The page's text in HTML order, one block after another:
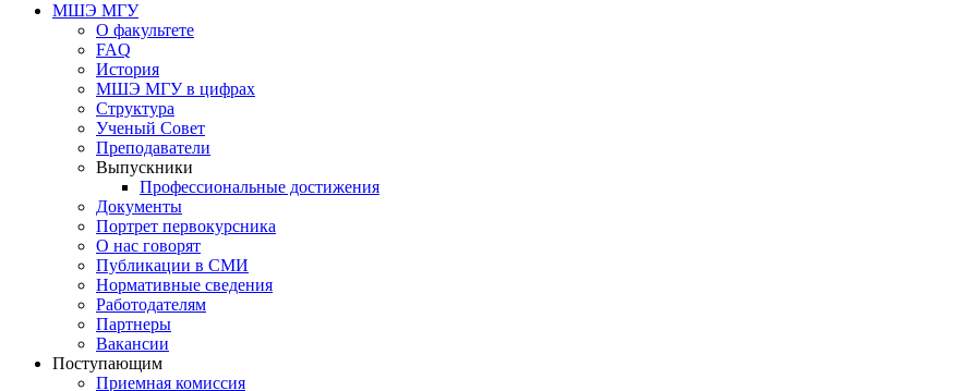
МШЭ МГУ
О факультете
FAQ
История
МШЭ МГУ в цифрах
Структура
Ученый Совет
Преподаватели
Выпускники
Профессиональные достижения
Документы
Портрет первокурсника
О нас говорят
Публикации в СМИ
Нормативные сведения
Работодателям
Партнеры
Вакансии
Поступающим
Приемная комиссия